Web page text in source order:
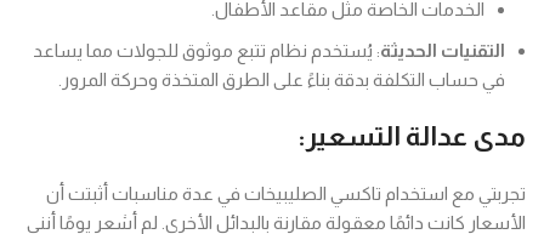
الخدمات الخاصة مثل مقاعد الأطفال.
التقنيات الحديثة: يُستخدم نظام تتبع موثوق للجولات مما يساعد
في حساب التكلفة بدقة بناءً على الطرق المتخذة وحركة المرور.
مدى عدالة التسعير:
تجربتي مع استخدام تاكسي الصليبيخات في عدة مناسبات أثبتت أن
الأسعار كانت دائمًا معقولة مقارنة بالبدائل الأخرى. لم أشعر يومًا أنني